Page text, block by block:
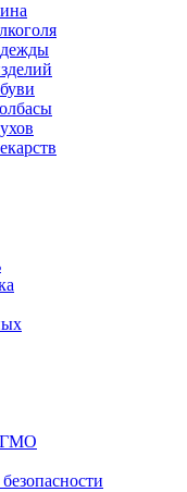
ГМО